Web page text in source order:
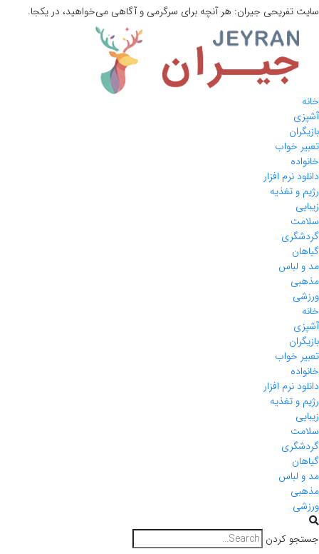
سایت تفریحی جیران: هر آنچه برای سرگرمی و آگاهی می‌خواهید، در یکجا.
خانه
آشپزی
بازیگران
تعبیر خواب
خانواده
دانلود نرم افزار
رژیم و تغذیه
زیبایی
سلامت
گردشگری
گیاهان
مد و لباس
مذهبی
ورزشی
خانه
آشپزی
بازیگران
تعبیر خواب
خانواده
دانلود نرم افزار
رژیم و تغذیه
زیبایی
سلامت
گردشگری
گیاهان
مد و لباس
مذهبی
ورزشی
جستجو کردن